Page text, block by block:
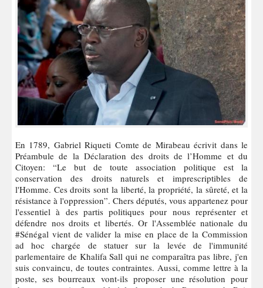
En 1789, Gabriel Riqueti Comte de Mirabeau écrivit dans le
Préambule de la Déclaration des droits de l’Homme et du
Citoyen: “Le but de toute association politique est la
conservation des droits naturels et imprescriptibles de
l'Homme. Ces droits sont la liberté, la propriété, la sûreté, et la
résistance à l'oppression”. Chers députés, vous appartenez pour
l'essentiel à des partis politiques pour nous représenter et
défendre nos droits et libertés. Or l'Assemblée nationale du
#Sénégal vient de valider la mise en place de la Commission
ad hoc chargée de statuer sur la levée de l'immunité
parlementaire de Khalifa Sall qui ne comparaîtra pas libre, j'en
suis convaincu, de toutes contraintes. Aussi, comme lettre à la
poste, ses bourreaux vont-ils proposer une résolution pour